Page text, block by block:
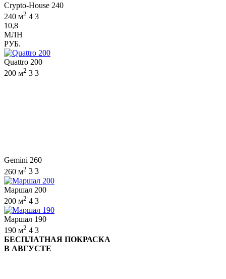
Crypto-House 240
240 м2 4 3
10,8
МЛН
РУБ.
Quattro 200
200 м2 3 3
Gemini 260
260 м2 3 3
Маршал 200
200 м2 4 3
Маршал 190
190 м2 4 3
БЕСПЛАТНАЯ ПОКРАСКА
В АВГУСТЕ